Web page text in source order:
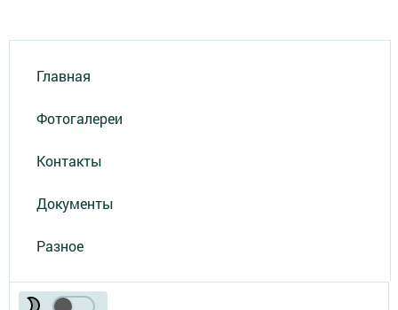
Главная
Фотогалереи
Контакты
Документы
Разное